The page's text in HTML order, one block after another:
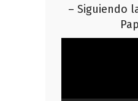
– Siguiendo